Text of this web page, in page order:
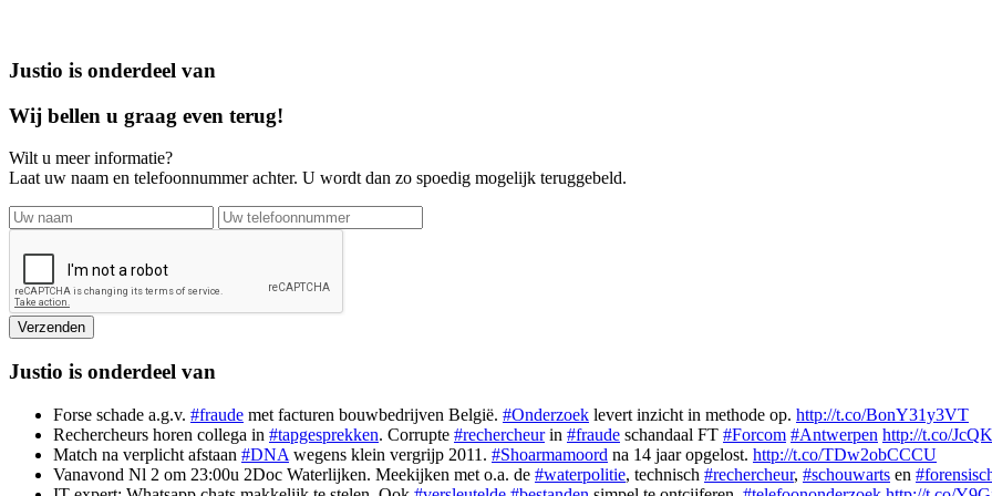
Justio is onderdeel van
Wij bellen u graag even terug!
Wilt u meer informatie?
Laat uw naam en telefoonnummer achter. U wordt dan zo spoedig mogelijk teruggebeld.
Justio is onderdeel van
Forse schade a.g.v. #fraude met facturen bouwbedrijven België. #Onderzoek levert inzicht in methode op. http://t.co/BonY31y3VT
Rechercheurs horen collega in #tapgesprekken. Corrupte #rechercheurin #fraude schandaal FT #Forcom #Antwerpen http://t.co/
Match na verplicht afstaan #DNA wegens klein vergrijp 2011. #Shoarmamoord na 14 jaar opgelost. http://t.co/TDw2obCCCU
Vanavond Nl 2 om 23:00u 2Doc Waterlijken. Meekijken met o.a. de #waterpolitie, technisch #rechercheur, #schouwarts en